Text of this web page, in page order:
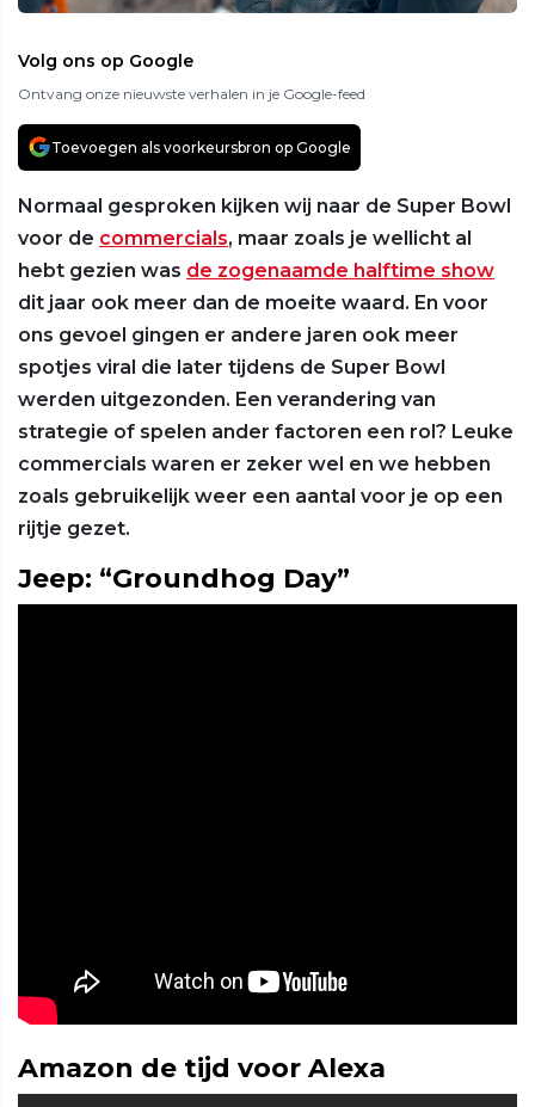
Volg ons op Google
Ontvang onze nieuwste verhalen in je Google-feed
Toevoegen als voorkeursbron op Google
Normaal gesproken kijken wij naar de Super Bowl
voor de commercials, maar zoals je wellicht al
hebt gezien was de zogenaamde halftime show
dit jaar ook meer dan de moeite waard. En voor
ons gevoel gingen er andere jaren ook meer
spotjes viral die later tijdens de Super Bowl
werden uitgezonden. Een verandering van
strategie of spelen ander factoren een rol? Leuke
commercials waren er zeker wel en we hebben
zoals gebruikelijk weer een aantal voor je op een
rijtje gezet.
Jeep: “Groundhog Day”
Amazon de tijd voor Alexa